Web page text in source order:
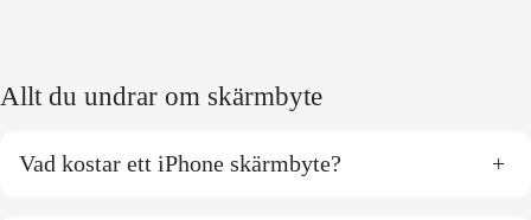
Allt du undrar om skärmbyte
Vad kostar ett iPhone skärmbyte? +